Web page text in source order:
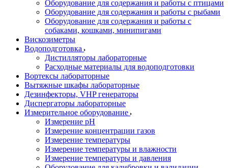
Оборудование для содержания и работы с птицами
Оборудование для содержания и работы с рыбами
Оборудование для содержания и работы с
собаками, кошками, минипигами
Вискозиметры
Водоподготовка
Дистилляторы лабораторные
Расходные материалы для водоподготовки
Вортексы лабораторные
Вытяжные шкафы лабораторные
Дезинфекторы, VHP генераторы
Диспергаторы лабораторные
Измерительное оборудование
Измерение pH
Измерение концентрации газов
Измерение температуры
Измерение температуры и влажности
Измерение температуры и давления